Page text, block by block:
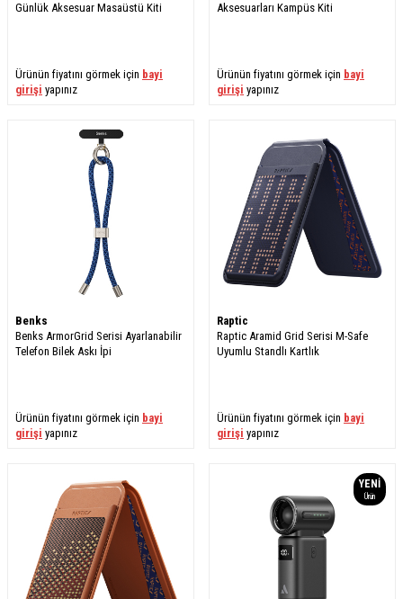
Günlük Aksesuar Masaüstü Kiti
Ürünün fiyatını görmek için bayi
girişi yapınız
Aksesuarları Kampüs Kiti
Ürünün fiyatını görmek için bayi
girişi yapınız
Benks
Benks ArmorGrid Serisi Ayarlanabilir
Telefon Bilek Askı İpi
Ürünün fiyatını görmek için bayi
girişi yapınız
Raptic
Raptic Aramid Grid Serisi M-Safe
Uyumlu Standlı Kartlık
Ürünün fiyatını görmek için bayi
girişi yapınız
YENI
Ürün